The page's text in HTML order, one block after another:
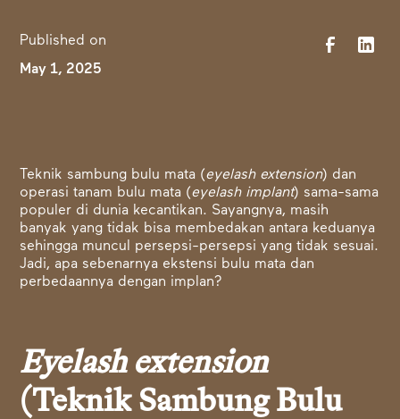
Published on
May 1, 2025
Teknik sambung bulu mata (eyelash extension) dan
operasi tanam bulu mata (eyelash implant) sama-sama
populer di dunia kecantikan. Sayangnya, masih
banyak yang tidak bisa membedakan antara keduanya
sehingga muncul persepsi-persepsi yang tidak sesuai.
Jadi, apa sebenarnya ekstensi bulu mata dan
perbedaannya dengan implan?
Eyelash extension
(Teknik Sambung Bulu